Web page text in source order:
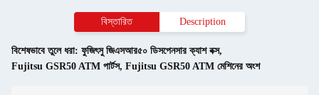
বিস্তারিত Description
বিশেষভাবে তুলে ধরা: ফুজিৎসু জিএসআর৫০ ডিসপেনসার ক্যাশ বক্স,
Fujitsu GSR50 ATM পার্টস, Fujitsu GSR50 ATM মেশিনের অংশ